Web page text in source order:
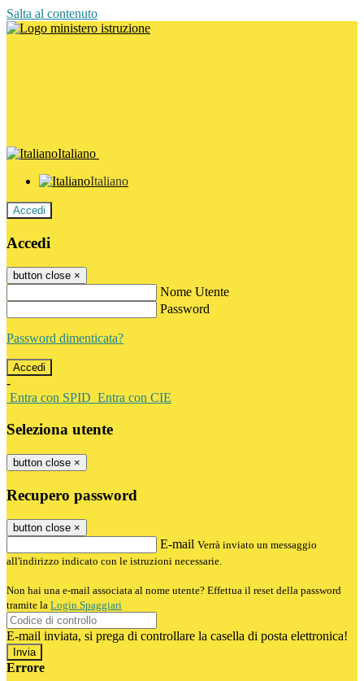
Salta al contenuto
Italiano
Italiano
Accedi
Accedi
button close ×
Nome Utente
Password
Password dimenticata?
-
Entra con SPID Entra con CIE
Seleziona utente
button close ×
Recupero password
button close ×
E-mail Verrà inviato un messaggio
all'indirizzo indicato con le istruzioni necessarie.
Non hai una e-mail associata al nome utente? Effettua il reset della password
tramite la Login Spaggiari
E-mail inviata, si prega di controllare la casella di posta elettronica!
Errore